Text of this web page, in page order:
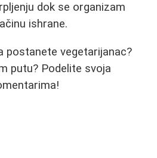
dok se organizam
ishrane.
postanete vegetarijanac?
putu? Podelite svoja